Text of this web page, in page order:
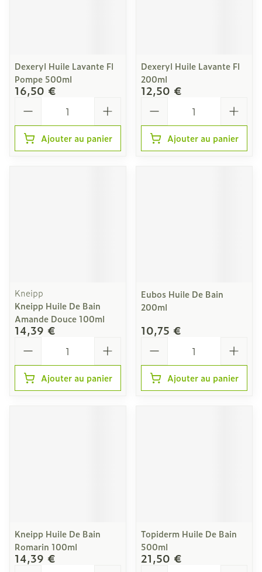
Dexeryl Huile Lavante Fl
Pompe 500ml
16,50 €
Ajouter au panier
Dexeryl Huile Lavante Fl
200ml
12,50 €
Ajouter au panier
Kneipp
Kneipp Huile De Bain
Amande Douce 100ml
14,39 €
Ajouter au panier
Eubos Huile De Bain
200ml
10,75 €
Ajouter au panier
Kneipp Huile De Bain
Romarin 100ml
14,39 €
Topiderm Huile De Bain
500ml
21,50 €